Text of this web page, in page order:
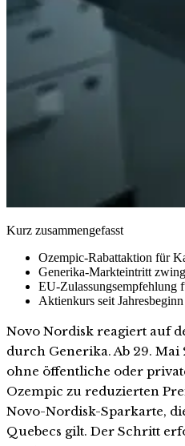
Kurz zusammengefasst
Ozempic-Rabattaktion für
Generika-Markteintritt
EU-Zulassungsempfehlung
Aktienkurs seit
Novo Nordisk reagiert auf
durch Generika. Ab 29.
ohne öffentliche oder
Ozempic zu reduzierten
Novo-Nordisk-Sparkarte,
Quebecs gilt. Der Schritt